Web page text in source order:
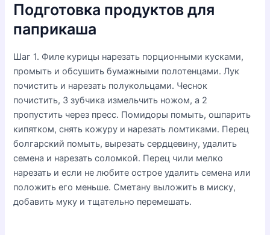
Подготовка продуктов для
паприкаша
Шаг 1. Филе курицы нарезать порционными кусками,
промыть и обсушить бумажными полотенцами. Лук
почистить и нарезать полукольцами. Чеснок
почистить, 3 зубчика измельчить ножом, а 2
пропустить через пресс. Помидоры помыть, ошпарить
кипятком, снять кожуру и нарезать ломтиками. Перец
болгарский помыть, вырезать сердцевину, удалить
семена и нарезать соломкой. Перец чили мелко
нарезать и если не любите острое удалить семена или
положить его меньше. Сметану выложить в миску,
добавить муку и тщательно перемешать.